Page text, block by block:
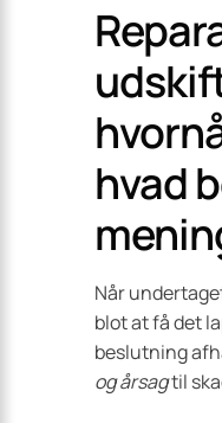
hvad
Når
blot at få det
beslutning
og årsagtil